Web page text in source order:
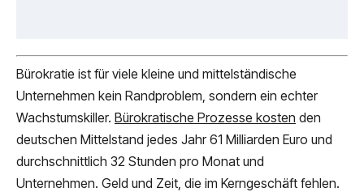
Bürokratie ist für viele kleine und mittelständische
Unternehmen kein Randproblem, sondern ein echter
Wachstumskiller. Bürokratische Prozesse kosten den
deutschen Mittelstand jedes Jahr 61 Milliarden Euro und
durchschnittlich 32 Stunden pro Monat und
Unternehmen. Geld und Zeit, die im Kerngeschäft fehlen.